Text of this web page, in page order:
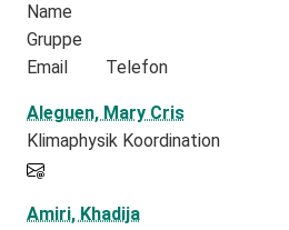
Name
Email
Gruppe
Telefon
Aleguen, Mary Cris
Klimaphysik Koordination
Amiri, Khadija